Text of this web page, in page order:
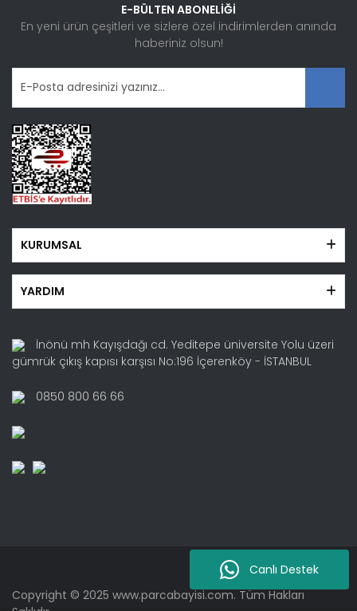
E-BÜLTEN ABONELİĞİ
En yeni ürün çeşitleri ve sizlere özel indirimlerden anında
haberiniz olsun!
KURUMSAL
YARDIM
İnönü mh Kayışdağı cd. Yeditepe üniversite Yolu üzeri
gümrük çıkış kapısı karşısı No:196 İçerenköy - İSTANBUL
0850 800 66 66
Copyright © 2025 www.parcabayisi.com. Tüm Hakları
Canlı Destek